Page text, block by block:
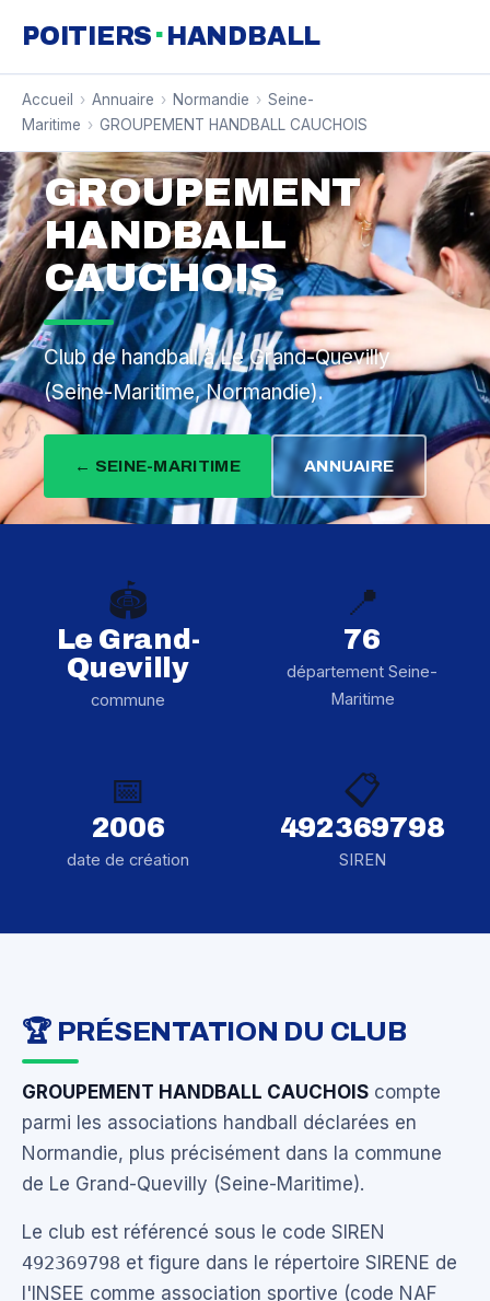
POITIERS · HANDBALL
Accueil › Annuaire › Normandie › Seine-
Maritime › GROUPEMENT HANDBALL CAUCHOIS
GROUPEMENT
HANDBALL
CAUCHOIS
Club de handball à Le Grand-Quevilly
(Seine-Maritime, Normandie).
← SEINE-MARITIME ANNUAIRE
🏟️
Le Grand-
Quevilly
commune
📍
76
département Seine-
Maritime
📅
2006
date de création
📋
492369798
SIREN
🏆 PRÉSENTATION DU CLUB
GROUPEMENT HANDBALL CAUCHOIS compte
parmi les associations handball déclarées en
Normandie, plus précisément dans la commune
de Le Grand-Quevilly (Seine-Maritime).
Le club est référencé sous le code SIREN
492369798 et figure dans le répertoire SIRENE de
l'INSEE comme association sportive (code NAF